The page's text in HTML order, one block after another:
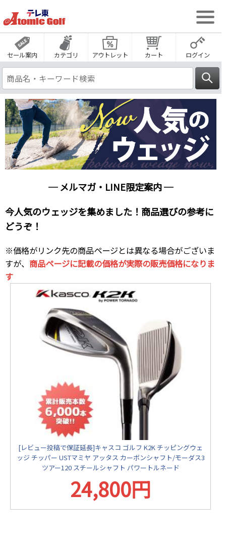
セール案内 カテゴリ アウトレット カート ログイン
─ メルマガ・LINE限定案内 ─
今人気のウェッジを集めました！商品選びの参考に
どうぞ！
※価格がリンク先の商品ページとは異なる場合がございま
すが、 商品ページに記載の価格が実際の販売価格になりま
す
[レビュー投稿で保証延長]キャスコ ゴルフ K2K チッピングウェ
ッジ チッパー USTマミヤ アッタス カーボンシャフト/モーダス3
ツアー120 スチールシャフト パワートルネード
24,800円